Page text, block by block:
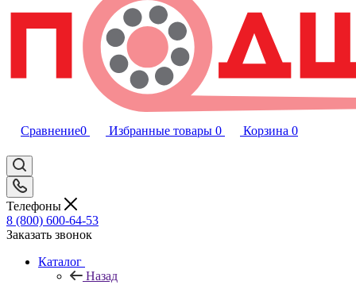
Сравнение0 Избранные товары 0 Корзина 0
Телефоны
8 (800) 600-64-53
Заказать звонок
Каталог
Назад